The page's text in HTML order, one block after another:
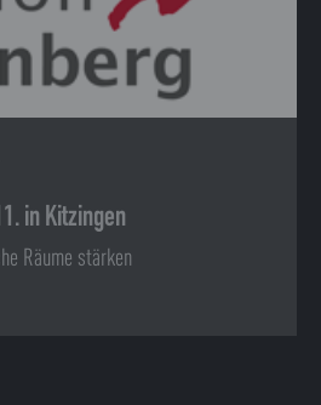
in Kitzingen
Räume stärken